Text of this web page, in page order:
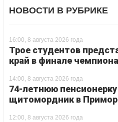
НОВОСТИ В РУБРИКЕ
16:00, 8 августа 2026 года
Трое студентов
край в финале
14:00, 8 августа 2026 года
74-летнюю пенсионерку
щитомордник в
12:00, 8 августа 2026 года